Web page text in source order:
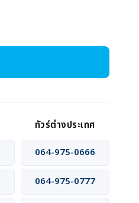
ทัวร์ต่างประเทศ
064-975-0666
064-975-0777